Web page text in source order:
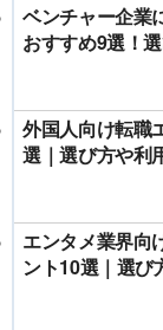
ベンチャー企業
おすすめ9選！
外国人向け転職
選｜選び方や利
エンタメ業界向
ント10選｜選び